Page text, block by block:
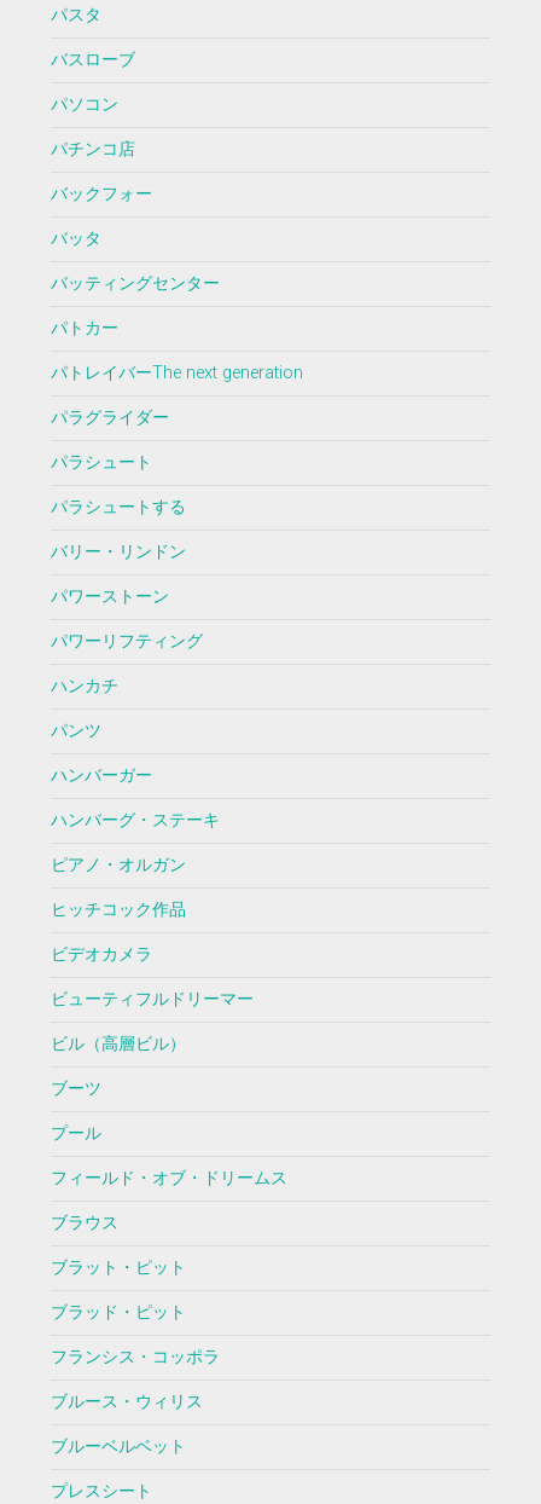
パスタ
バスローブ
パソコン
パチンコ店
バックフォー
バッタ
バッティングセンター
パトカー
パトレイバーThe next generation
パラグライダー
パラシュート
パラシュートする
バリー・リンドン
パワーストーン
パワーリフティング
ハンカチ
パンツ
ハンバーガー
ハンバーグ・ステーキ
ピアノ・オルガン
ヒッチコック作品
ビデオカメラ
ビューティフルドリーマー
ビル（高層ビル）
ブーツ
プール
フィールド・オブ・ドリームス
ブラウス
ブラット・ピット
ブラッド・ピット
フランシス・コッポラ
ブルース・ウィリス
ブルーベルベット
プレスシート